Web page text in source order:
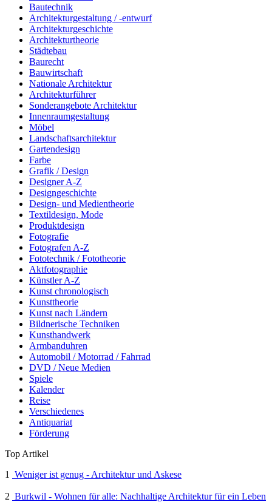
Bautechnik
Architekturgestaltung / -entwurf
Architekturgeschichte
Architekturtheorie
Städtebau
Baurecht
Bauwirtschaft
Nationale Architektur
Architekturführer
Sonderangebote Architektur
Innenraumgestaltung
Möbel
Landschaftsarchitektur
Gartendesign
Farbe
Grafik / Design
Designer A-Z
Designgeschichte
Design- und Medientheorie
Textildesign, Mode
Produktdesign
Fotografie
Fotografen A-Z
Fototechnik / Fototheorie
Aktfotographie
Künstler A-Z
Kunst chronologisch
Kunsttheorie
Kunst nach Ländern
Bildnerische Techniken
Kunsthandwerk
Armbanduhren
Automobil / Motorrad / Fahrrad
DVD / Neue Medien
Spiele
Kalender
Reise
Verschiedenes
Antiquariat
Förderung
Top Artikel
1
Weniger ist genug - Architektur und Askese
2 Burkwil - Wohnen für alle: Nachhaltige Architektur für ein Leben